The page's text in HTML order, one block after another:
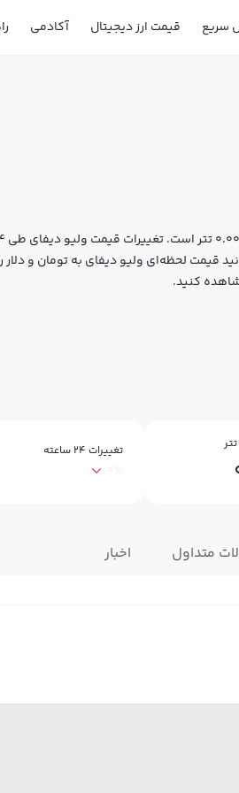
سریع قیمت ارز دیجیتال آکادمی
قیمت لحظه‌ای ولیو دیفای به تومان و دلار
کنید.
تغییرات ۲۴ ساعته
متداول اخبار